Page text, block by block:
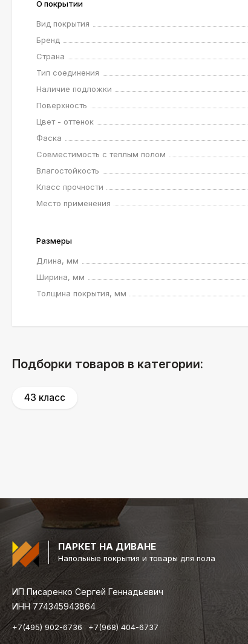
О покрытии
Вид покрытия
Бренд
Страна
Тип соединения
Наличие подложки
Поверхность
Цвет - оттенок
Фаска
Совместимость с теплым полом
Влагостойкость
Класс прочности
Место применения
Размеры
Длина, мм
Ширина, мм
Толщина покрытия, мм
Подборки товаров в категории:
43 класс
ПАРКЕТ НА ДИВАНЕ
Напольные покрытия и товары для пола
ИП Писаренко Сергей Геннадьевич
ИНН 774345943864
+7(495) 902-6736 +7(968) 404-6737